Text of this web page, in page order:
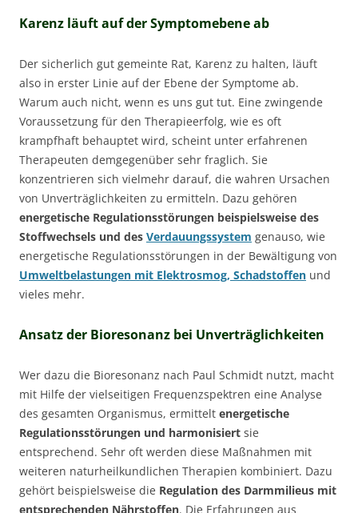
Karenz läuft auf der Symptomebene ab
Der sicherlich gut gemeinte Rat, Karenz zu halten, läuft
also in erster Linie auf der Ebene der Symptome ab.
Warum auch nicht, wenn es uns gut tut. Eine zwingende
Voraussetzung für den Therapieerfolg, wie es oft
krampfhaft behauptet wird, scheint unter erfahrenen
Therapeuten demgegenüber sehr fraglich. Sie
konzentrieren sich vielmehr darauf, die wahren Ursachen
von Unverträglichkeiten zu ermitteln. Dazu gehören
energetische Regulationsstörungen beispielsweise des
Stoffwechsels und des Verdauungssystem genauso, wie
energetische Regulationsstörungen in der Bewältigung von
Umweltbelastungen mit Elektrosmog, Schadstoffen und
vieles mehr.
Ansatz der Bioresonanz bei Unverträglichkeiten
Wer dazu die Bioresonanz nach Paul Schmidt nutzt, macht
mit Hilfe der vielseitigen Frequenzspektren eine Analyse
des gesamten Organismus, ermittelt energetische
Regulationsstörungen und harmonisiert sie
entsprechend. Sehr oft werden diese Maßnahmen mit
weiteren naturheilkundlichen Therapien kombiniert. Dazu
gehört beispielsweise die Regulation des Darmmilieus mit
entsprechenden Nährstoffen. Die Erfahrungen aus